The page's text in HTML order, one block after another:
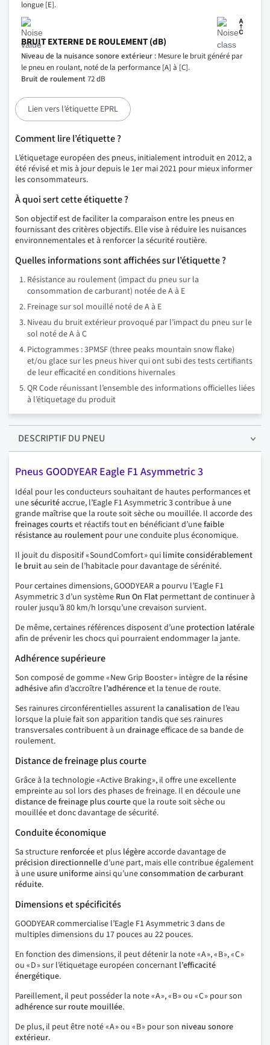
longue [E].
BRUIT EXTERNE DE ROULEMENT (dB)
Niveau de la nuisance sonore extérieur : Mesure le bruit généré par
le pneu en roulant, noté de la performance [A] à [C].
Bruit de roulement72 dB
Lien vers l’étiquette EPRL
Comment lire l’étiquette ?
L’étiquetage européen des pneus, initialement introduit en 2012, a
été révisé et mis à jour depuis le 1er mai 2021 pour mieux informer
les consommateurs.
À quoi sert cette étiquette ?
Son objectif est de faciliter la comparaison entre les pneus en
fournissant des critères objectifs. Elle vise à réduire les nuisances
environnementales et à renforcer la sécurité routière.
Quelles informations sont affichées sur l’étiquette ?
Résistance au roulement (impact du pneu sur la
consommation de carburant) notée de A à E
Freinage sur sol mouillé noté de A à E
Niveau du bruit extérieur provoqué par l’impact du pneu sur le
sol noté de A à C
Pictogrammes : 3PMSF (three peaks mountain snow flake)
et/ou glace sur les pneus hiver qui ont subi des tests certifiants
de leur efficacité en conditions hivernales
QR Code réunissant l’ensemble des informations officielles liées
à l’étiquetage du produit
DESCRIPTIFDU PNEU
Pneus GOODYEAR Eagle F1 Asymmetric 3
Idéal pour les conducteurs souhaitant de hautes performances et
unesécuritéaccrue, l’Eagle F1 Asymmetric 3 contribue à une
grande maîtrise que la route soit sèche ou mouillée. Il accorde des
freinages courtset réactifs tout en bénéficiant d’unefaible
résistance au roulement pour une conduite plus économique.
Il jouit du dispositif « SoundComfort » qui limite considérablement
le bruitau sein de l’habitacle pour davantage de sérénité.
Pour certaines dimensions, GOODYEAR a pourvu l’Eagle F1
Asymmetric 3 d’un système Run On Flat permettant de continuer à
rouler jusqu’à 80 km/h lorsqu’une crevaison survient.
De même, certaines références disposent d’une protection latérale
afin de prévenir les chocs qui pourraient endommager la jante.
Adhérence supérieure
Son composé de gomme « New Grip Booster » intègre de la résine
adhésiveafin d’accroître l’adhérenceet la tenue de route.
Ses rainures circonférentielles assurent la canalisation de l’eau
lorsque la pluie fait son apparition tandis que ses rainures
transversales contribuent à un drainageefficace de sa bande de
roulement.
Distance de freinage plus courte
Grâce à la technologie « Active Braking », il offre une excellente
empreinte au sol lors des phases de freinage. Il en découle une
distance de freinage plus courteque la route soit sèche ou
mouillée et donc davantage de sécurité.
Conduite économique
Sa structure renforcéeet plus légèreaccorde davantage de
précision directionnelled’une part, mais elle contribue également
à une usure uniformeainsi qu’uneconsommation de carburant
réduite.
Dimensions et spécificités
GOODYEAR commercialise l’Eagle F1 Asymmetric 3 dans de
multiples dimensions du 17 pouces au 22 pouces.
En fonction des dimensions, il peut détenir la note « A », « B », « C »
ou « D » sur l’étiquetage européen concernant l’efficacité
énergétique.
Pareillement, il peut posséder la note « A », « B » ou « C » pour son
adhérence sur route mouillée.
De plus, il peut être noté « A » ou « B » pour son niveau sonore
extérieur.